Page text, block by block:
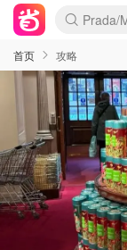
Prada/
首页 攻略